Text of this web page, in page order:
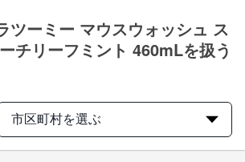
ツーミー マウスウォッシュ ス
チリーフミント 460mLを扱う
市区町村を選ぶ